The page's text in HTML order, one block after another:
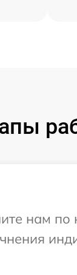
нам по